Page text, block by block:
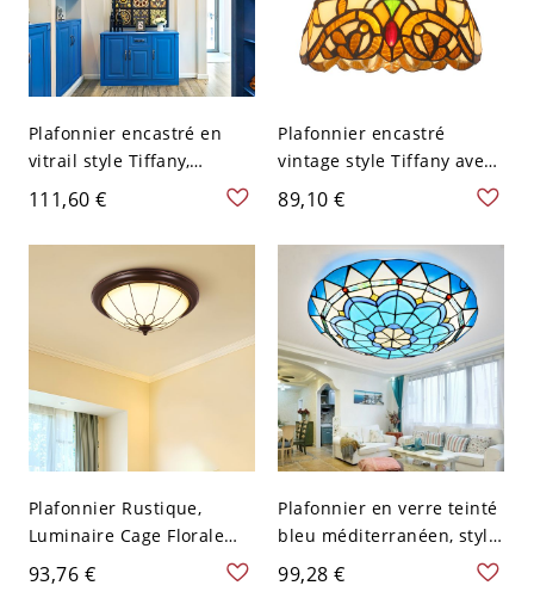
Plafonnier encastré en
vitrail style Tiffany,
luminaire méditerranéen
bleu avec finition bronze -
110 V-120 V 40,64 cm
111,60 €
Plafonnier encastré
vintage style Tiffany avec
abat-jour en vitrail
artisanal, luminaire Art
déco pour chambre ou
entrée - 110 V-120 V Rond
89,10 €
Plafonnier Rustique,
Luminaire Cage Florale
Vintage Bronze pour
Chambre Couloir Entrée -
93,76 €
Plafonnier en verre teinté
bleu méditerranéen, style
Tiffany - 110 V-120 V 30,48
cm Blanc
99,28 €